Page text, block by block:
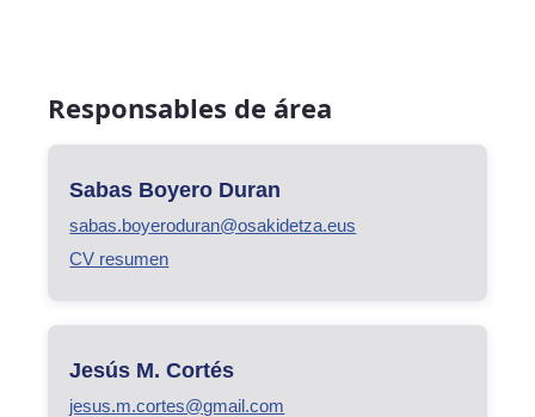
Responsables de área
Sabas Boyero Duran
sabas.boyeroduran@osakidetza.eus
CV resumen
Jesús M. Cortés
jesus.m.cortes@gmail.com